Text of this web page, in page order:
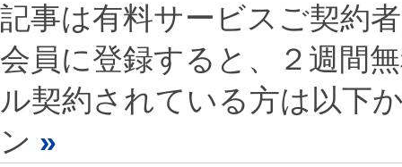
記事は有料サービスご契約
会員に登録すると、２週間
ル契約されている方は以下
ン »